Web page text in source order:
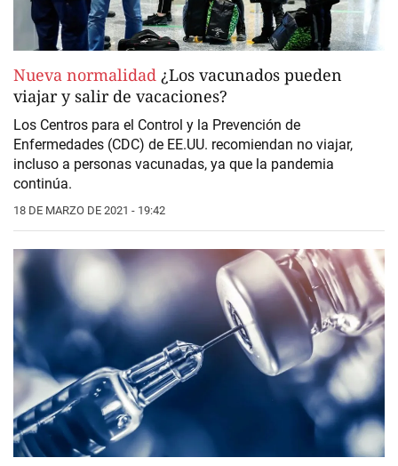
Nueva normalidad ¿Los vacunados pueden
viajar y salir de vacaciones?
Los Centros para el Control y la Prevención de
Enfermedades (CDC) de EE.UU. recomiendan no viajar,
incluso a personas vacunadas, ya que la pandemia
continúa.
18 DE MARZO DE 2021 - 19:42